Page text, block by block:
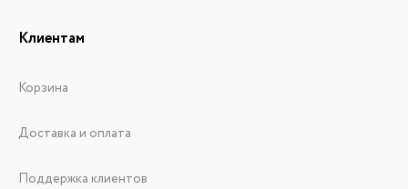
Клиентам
Корзина
Доставка и оплата
Поддержка клиентов